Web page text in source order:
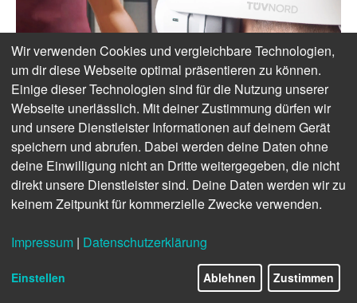
Wir verwenden Cookies und vergleichbare Technologien,
um dir diese Webseite optimal präsentieren zu können.
Einige dieser Technologien sind für die Nutzung unserer
Webseite unerlässlich. Mit deiner Zustimmung dürfen wir
und unsere Dienstleister Informationen auf deinem Gerät
speichern und abrufen. Dabei werden deine Daten ohne
deine Einwilligung nicht an Dritte weitergegeben, die nicht
direkt unsere Dienstleister sind. Deine Daten werden wir zu
keinem Zeitpunkt für kommerzielle Zwecke verwenden.
Impressum | Datenschutzerklärung
Einstellen Ablehnen Zustimmen